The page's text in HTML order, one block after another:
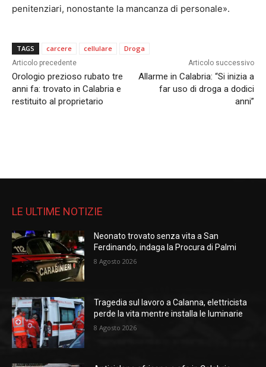
penitenziari, nonostante la mancanza di personale».
TAGS carcere cellulare Droga
Articolo precedente
Orologio prezioso rubato tre
anni fa: trovato in Calabria e
restituito al proprietario
Articolo successivo
Allarme in Calabria: “Si inizia a
far uso di droga a dodici
anni”
LE ULTIME NOTIZIE
Neonato trovato senza vita a San
Ferdinando, indaga la Procura di Palmi
8 Agosto 2026
Tragedia sul lavoro a Calanna, elettricista
perde la vita mentre installa le luminarie
8 Agosto 2026